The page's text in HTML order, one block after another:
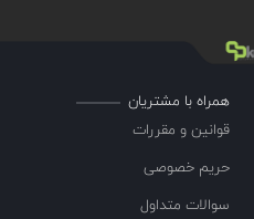
همراه با مشتریان
قوانین و مقررات
حریم خصوصی
سوالات متداول